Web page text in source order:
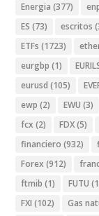
Energia (377)
ES (73) escritos
ETFs (1723)
eurgbp (1)
eurusd (105)
ewp (2) EWU (3)
fcx (2) FDX(5)
financiero (932)
Forex (912)
ftmib (1) FUTU
FXI (102) Gas